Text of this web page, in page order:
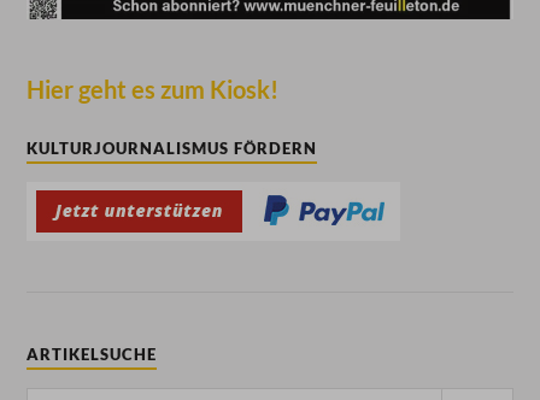
Hier geht es zum Kiosk!
KULTURJOURNALISMUS FÖRDERN
ARTIKELSUCHE